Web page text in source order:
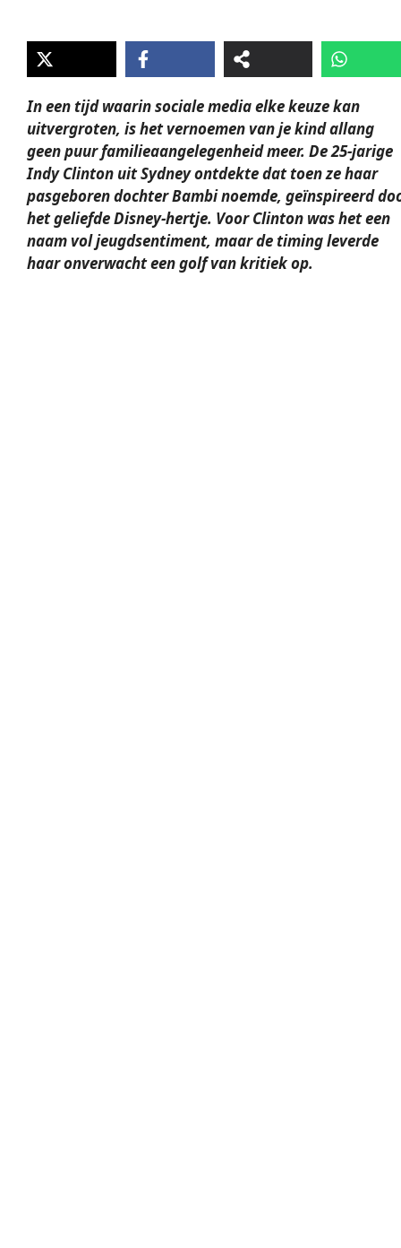
In een tijd waarin sociale media elke keuze kan
uitvergroten, is het vernoemen van je kind allang
geen puur familieaangelegenheid meer. De 25-jarige
Indy Clinton uit Sydney ontdekte dat toen ze haar
pasgeboren dochter Bambi noemde, geïnspireerd
het geliefde Disney-hertje. Voor Clinton was het een
naam vol jeugdsentiment, maar de timing leverde
haar onverwacht een golf van kritiek op.